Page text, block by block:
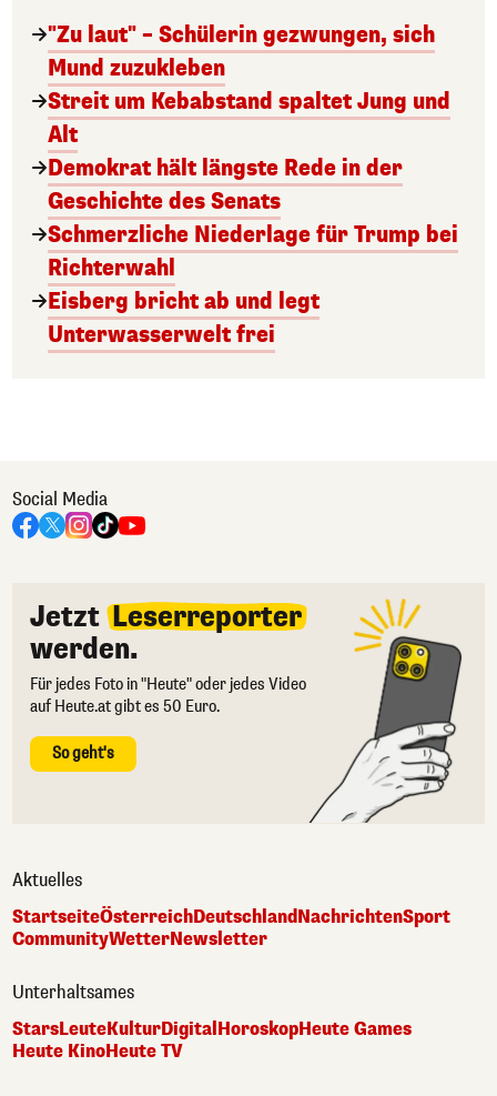
"Zu laut" – Schülerin gezwungen, sich
Mund zuzukleben
Streit um Kebabstand spaltet Jung und
Alt
Demokrat hält längste Rede in der
Geschichte des Senats
Schmerzliche Niederlage für Trump bei
Richterwahl
Eisberg bricht ab und legt
Unterwasserwelt frei
Social Media
Jetzt Leserreporter
werden.
Für jedes Foto in "Heute" oder jedes Video
auf Heute.at gibt es 50 Euro.
So geht's
Aktuelles
StartseiteÖsterreichDeutschlandNachrichtenSport
CommunityWetterNewsletter
Unterhaltsames
StarsLeuteKulturDigital HoroskopHeute Games
Heute KinoHeute TV